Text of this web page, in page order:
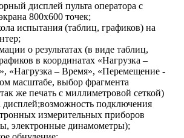
дисплей пульта оператора с
800х600 точек;
испытания (таблиц, графиков) на
о результатах (в виде таблиц,
в координатах «Нагрузка –
«Нагрузка – Время», «Перемещение -
масштабе, выбор фрагмента
же печать с миллиметровой сеткой)
подключения
измерительных приборов
электронные динамометры);